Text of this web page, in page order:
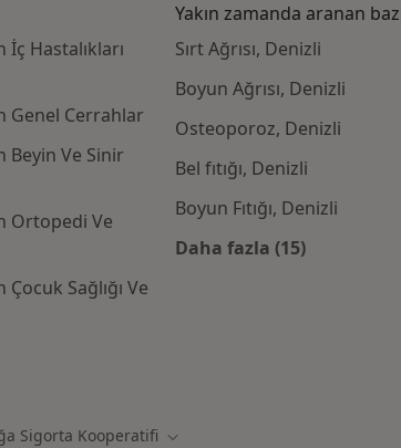
Hastalıkları
Genel Cerrahlar
Ve Sinir
Ortopedi Ve
Sağlığı Ve
Yakın zamanda aranan
Sırt Ağrısı, Denizli
Boyun Ağrısı, Denizli
Osteoporoz, Denizli
Bel fıtığı, Denizli
Boyun Fıtığı, Denizli
Daha fazla (15)
Sigorta Kooperatifi Şehir değiştir